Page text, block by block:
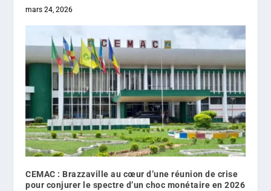
mars 24, 2026
CEMAC : Brazzaville au cœur d’une réunion de crise
pour conjurer le spectre d’un choc monétaire en 2026